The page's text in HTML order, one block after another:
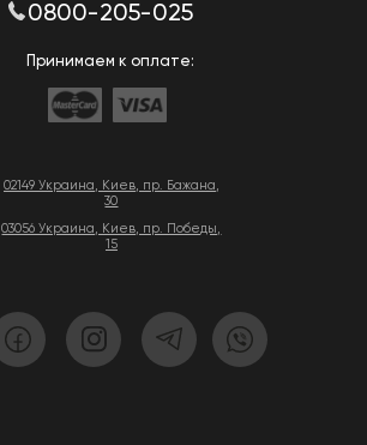
02149 Украина, Киев, пр. Бажана,
30
03056 Украина, Киев, пр. Победы,
15
0800-205-025
Принимаем к оплате: